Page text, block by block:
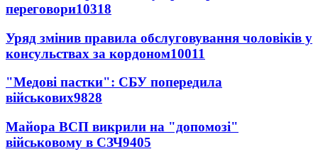
переговори10318
Уряд змінив правила обслуговування чоловіків у
консульствах за кордоном10011
"Медові пастки": СБУ попередила
військових9828
Майора ВСП викрили на "допомозі"
військовому в СЗЧ9405